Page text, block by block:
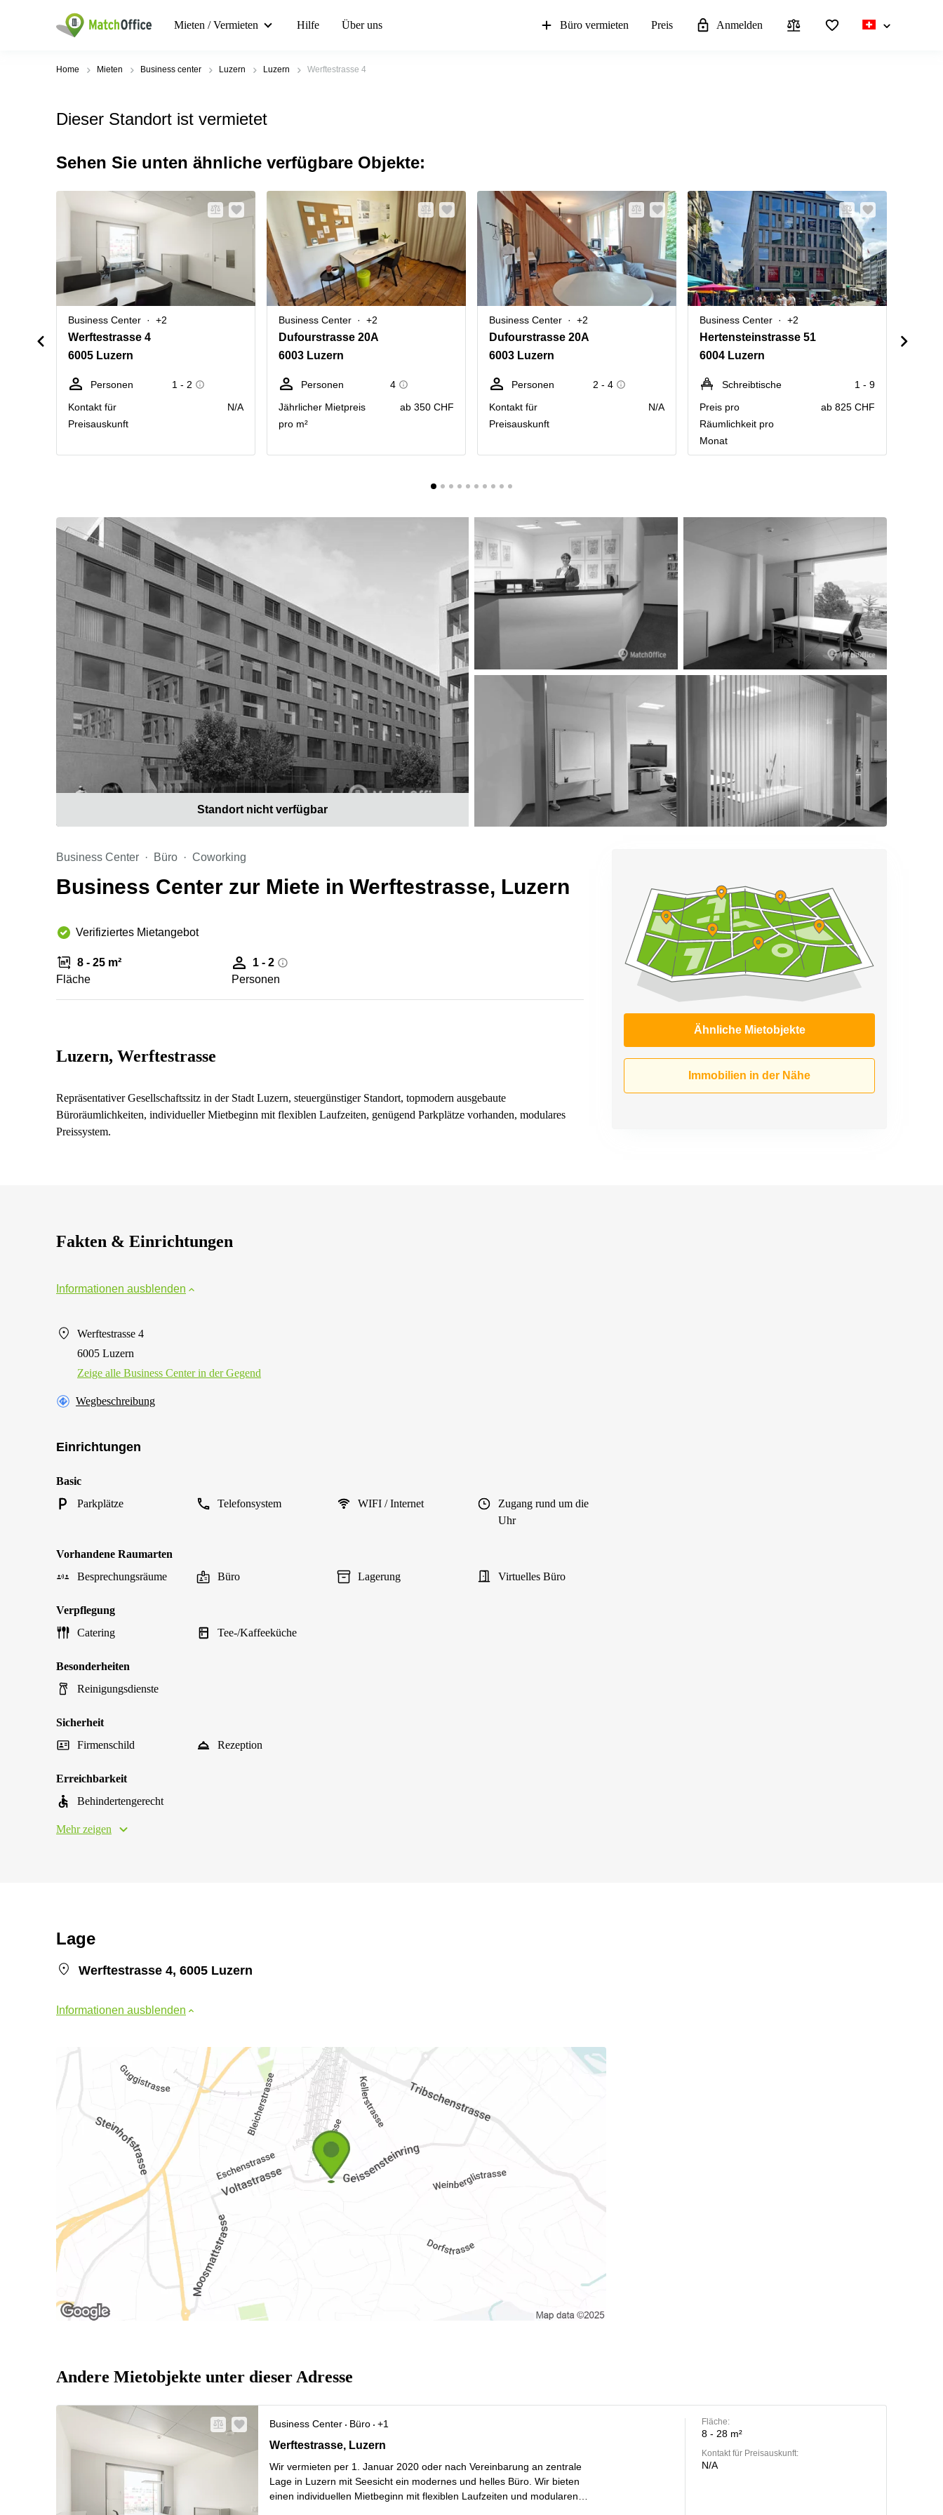
Mieten / Vermieten Hilfe Über uns Büro vermieten Preis Anmelden
Home Mieten Business center Luzern Luzern Werftestrasse 4
Dieser Standort ist vermietet
Sehen Sie unten ähnliche verfügbare Objekte:
Business Center +2
Werftestrasse 4
6005 Luzern
Personen
1 - 2
Kontakt für
Preisauskunft
N/A
Business Center +2
Dufourstrasse 20A
6003 Luzern
Personen
4
Jährlicher Mietpreis
pro m²
ab 350 CHF
Business Center +2
Dufourstrasse 20A
6003 Luzern
Personen
2 - 4
Kontakt für
Preisauskunft
N/A
Business Center +2
Hertensteinstrasse 51
6004 Luzern
Schreibtische
1 - 9
Preis pro
Räumlichkeit pro
Monat
ab 825 CHF
Standort nicht verfügbar
Business Center Büro Coworking
Business Center zur Miete in Werftestrasse, Luzern
Verifiziertes Mietangebot
8 - 25 m²
Fläche
1 - 2
Personen
Ähnliche Mietobjekte
Immobilien in der Nähe
Luzern, Werftestrasse
Repräsentativer Gesellschaftssitz in der Stadt Luzern, steuergünstiger Standort, topmodern ausgebaute
Büroräumlichkeiten, individueller Mietbeginn mit flexiblen Laufzeiten, genügend Parkplätze vorhanden, modulares
Preissystem.
Fakten & Einrichtungen
Informationen ausblenden
Werftestrasse 4
6005 Luzern
Zeige alle Business Center in der Gegend
Wegbeschreibung
Einrichtungen
Basic
Parkplätze
Telefonsystem WIFI / Internet
Zugang rund um die
Uhr
Vorhandene Raumarten
Besprechungsräume
Büro Lagerung Virtuelles Büro
Verpflegung
Catering
Tee-/Kaffeeküche
Besonderheiten
Reinigungsdienste
Sicherheit
Firmenschild
Rezeption
Erreichbarkeit
Behindertengerecht
Mehr zeigen
Lage
Werftestrasse 4, 6005 Luzern
Informationen ausblenden
Andere Mietobjekte unter dieser Adresse
Business Center Büro
+1
Werftestrasse 4, Luzern
Werftestrasse, Luzern
Wir vermieten per 1. Januar 2020 oder nach Vereinbarung an zentrale
Lage in Luzern mit Seesicht ein modernes und helles Büro. Wir bieten
einen individuellen Mietbeginn mit flexiblen Laufzeiten und modularen
Fläche:
8 - 28 m²
Kontakt für Preisauskunft:
N/A